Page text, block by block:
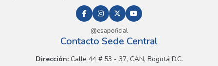
@esapoficial
Contacto Sede Central
Dirección:Calle 44 # 53 - 37, CAN, Bogotá D.C.